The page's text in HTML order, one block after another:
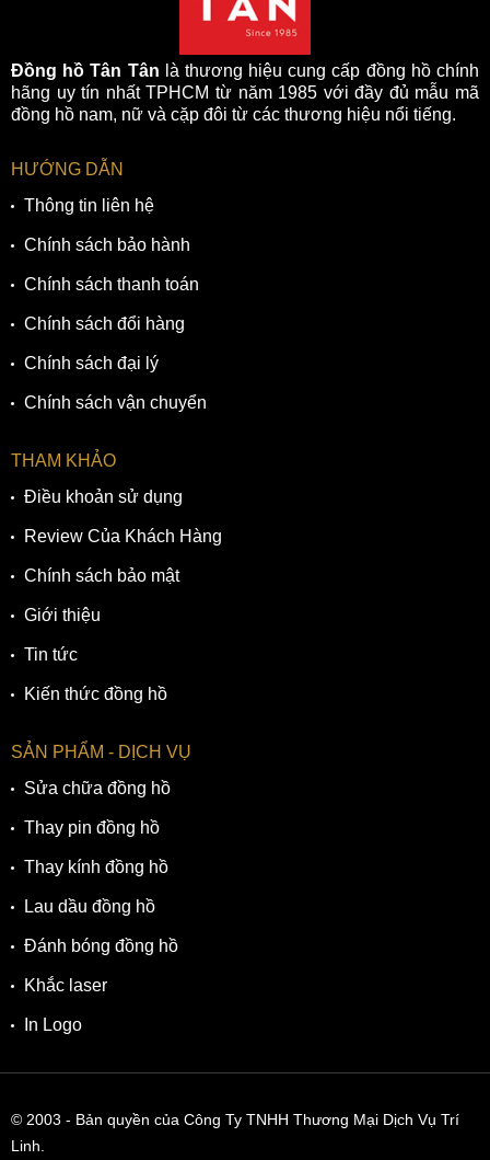
Đồng hồ Tân Tân là thương hiệu cung cấp đồng hồ chính
hãng uy tín nhất TPHCM từ năm 1985 với đầy đủ mẫu mã
đồng hồ nam, nữ và cặp đôi từ các thương hiệu nổi tiếng.
HƯỚNG DẪN
Thông tin liên hệ
Chính sách bảo hành
Chính sách thanh toán
Chính sách đổi hàng
Chính sách đại lý
Chính sách vận chuyển
THAM KHẢO
Điều khoản sử dụng
Review Của Khách Hàng
Chính sách bảo mật
Giới thiệu
Tin tức
Kiến thức đồng hồ
SẢN PHẨM - DỊCH VỤ
Sửa chữa đồng hồ
Thay pin đồng hồ
Thay kính đồng hồ
Lau dầu đồng hồ
Đánh bóng đồng hồ
Khắc laser
In Logo
© 2003 - Bản quyền của Công Ty TNHH Thương Mại Dịch Vụ Trí
Linh.